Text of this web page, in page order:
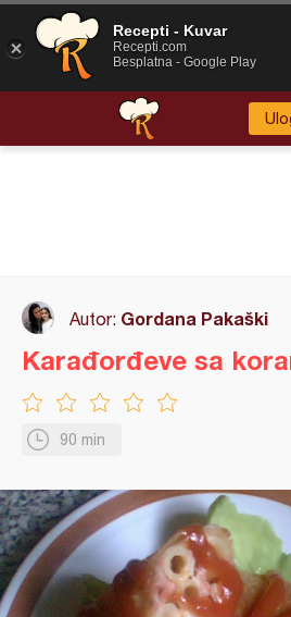
Autor: Gordana Pakaški
90 min
Karađorđeve sa
Recepti - Kuvar
Recepti.com
Besplatna - Google Play